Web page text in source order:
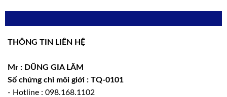
XEM CHI TIẾT
Green Oasis Cổ Bi
XEM CHI TIẾT
THÔNG TIN LIÊN HỆ
Mr : DŨNG GIA LÂM
Số chứng chỉ môi giới : TQ-0101
- Hotline : 098.168.1102